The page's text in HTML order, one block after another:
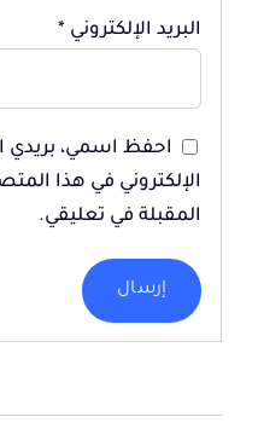
البريد الإلكتروني *
احفظ اسمي، بريدي
الإلكتروني في هذا
المقبلة في تعليقي.